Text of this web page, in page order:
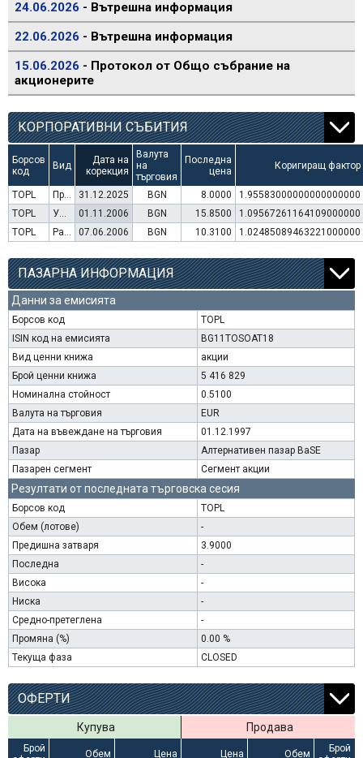
24.06.2026 - Вътрешна информация
22.06.2026 - Вътрешна информация
15.06.2026 - Протокол от Общо събрание на
акционерите
КОРПОРАТИВНИ СЪБИТИЯ
Борсов
код
Вид
Дата на
корекция
Валута
на
търговия
Последна
цена
Коригиращ фактор
TOPL Преминаване към търговия в Евро 31.12.2025 BGN 8.0000
1.95583000000000000000
TOPL
Увеличение на капитал (права) 01.11.2006 BGN 15.8500
1.09567261164109000000
TOPL
Раздаване на дивидент 07.06.2006 BGN 10.3100 1.02485089463221000000
ПАЗАРНА ИНФОРМАЦИЯ
Данни за емисията
Борсов код
TOPL
ISIN код на емисията
BG11TOSOAT18
Вид ценни книжа
акции
Брой ценни книжа
5 416 829
Номинална стойност
0.5100
Валута на търговия
EUR
Дата на въвеждане на търговия
01.12.1997
Пазар
Алтернативен пазар BaSE
Пазарен сегмент
Сегмент акции
Резултати от последната търговска сесия
Борсов код
TOPL
Обем (лотове)
-
Предишна затваря
3.9000
Последна
-
Висока
-
Ниска
-
Средно-претеглена
-
Промяна (%)
0.00 %
Текуща фаза
CLOSED
ОФЕРТИ
Купува Продава
Брой
Обем Цена Цена Обем
Брой